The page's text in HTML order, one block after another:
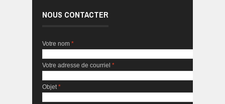
NOUS CONTACTER
Votre nom *
Votre adresse de courriel *
Objet *